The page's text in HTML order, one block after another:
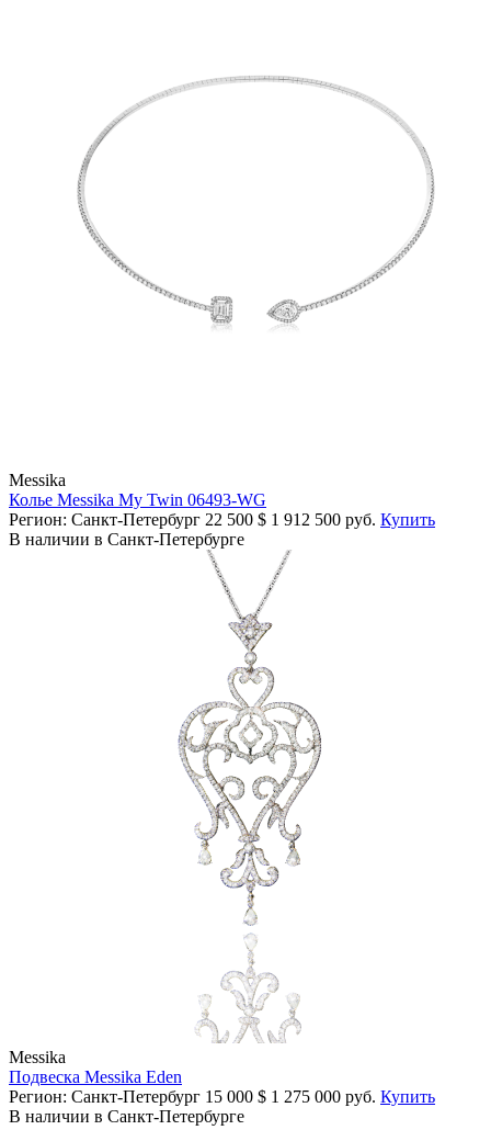
Messika
Колье Messika My Twin 06493-WG
Регион: Санкт-Петербург 22 500 $ 1 912 500 руб. Купить
В наличии в Санкт-Петербурге
Messika
Подвеска Messika Eden
Регион: Санкт-Петербург 15 000 $ 1 275 000 руб. Купить
В наличии в Санкт-Петербурге